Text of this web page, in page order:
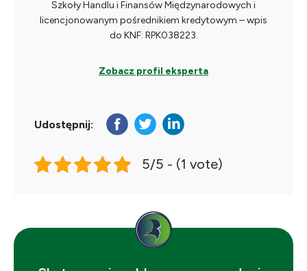
Szkoły Handlu i Finansów Międzynarodowych i
licencjonowanym pośrednikiem kredytowym – wpis
do KNF: RPK038223.
Zobacz profil eksperta
Udostępnij:
5/5 - (1 vote)